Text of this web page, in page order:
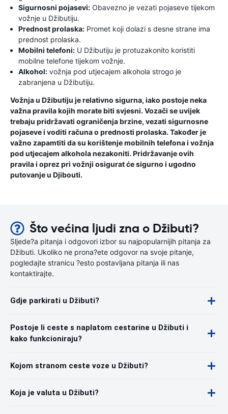
Sigurnosni pojasevi: Obavezno je vezati pojaseve tijekom
vožnje u Džibutiju.
Prednost prolaska: Promet koji dolazi s desne strane ima
prednost prolaska.
Mobilni telefoni: U Džibutiju je protuzakonito koristiti
mobilne telefone tijekom vožnje.
Alkohol: vožnja pod utjecajem alkohola strogo je
zabranjena u Džibutiju.
Vožnja u Džibutiju je relativno sigurna, iako postoje neka
važna pravila kojih morate biti svjesni. Vozači se uvijek
trebaju pridržavati ograničenja brzine, vezati sigurnosne
pojaseve i voditi računa o prednosti prolaska. Također je
važno zapamtiti da su korištenje mobilnih telefona i vožnja
pod utjecajem alkohola nezakoniti. Pridržavanje ovih
pravila i oprez pri vožnji osigurat će sigurno i ugodno
putovanje u Djibouti.
Što većina ljudi zna o Džibuti?
Sljede?a pitanja i odgovori izbor su najpopularnijih pitanja za
Džibuti. Ukoliko ne prona?ete odgovor na svoje pitanje,
pogledajte stranicu ?esto postavljana pitanja ili nas
kontaktirajte.
Gdje parkirati u Džibuti?
Postoje li ceste s naplatom cestarine u Džibuti i
kako funkcioniraju?
Kojom stranom ceste voze u Džibuti?
Koja je valuta u Džibuti?